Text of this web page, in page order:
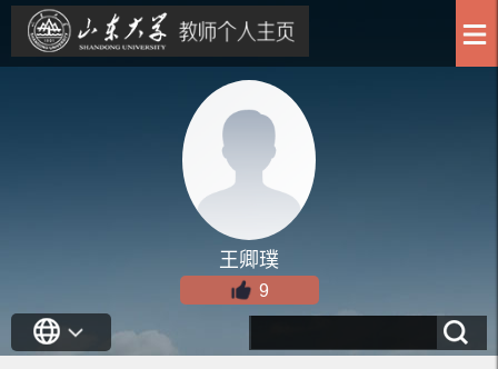
王卿璞
9